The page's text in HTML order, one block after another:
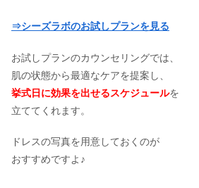
⇒シーズラボのお試しプランを見る
お試しプランのカウンセリングでは、
肌の状態から最適なケアを提案し、
挙式日に効果を出せるスケジュールを
立ててくれます。
ドレスの写真を用意しておくのが
おすすめですよ♪